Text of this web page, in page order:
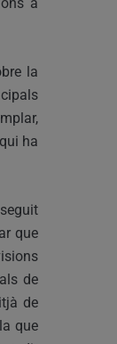
la
ha
que
de
de
que